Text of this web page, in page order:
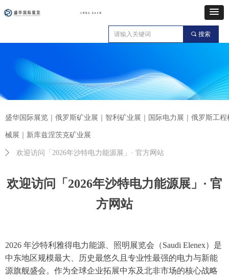
끠 搜索
欢迎访问「2026年沙特电力能源展」· 官
方网站
2026 年沙特利雅得电力能源、照明展览会（Saudi Elenex）是
中东地区规模最大、历史最悠久且专业性最强的电力与新能
源旗舰盛会。作为全球企业拓展中东及北非市场的核心战略
盛华国际展览｜俄罗斯矿业展｜智利矿业展｜国际电力展｜俄罗斯工程
械展｜新库兹涅茨克矿业展
ꄲ 欢迎访问「2026年沙特电力能源展」· 官方网站